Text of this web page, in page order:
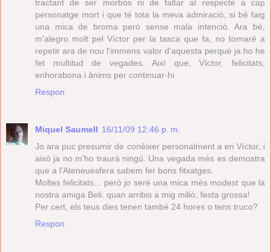
tractant de ser morbós ni de faltar al respecte a cap
personatge mort i que té tota la meva admiració, si bé faig
una mica de broma però sense mala intenció. Ara bé,
m'alegro molt pel Víctor per la tasca que fa, no tornaré a
repetir ara de nou l'immens valor d'aquesta perquè ja ho he
fet multitud de vegades. Així que, Víctor, felicitats,
enhorabona i ànims per continuar-hi
Respon
Miquel Saumell 16/11/09 12:46 p. m.
Jo ara puc presumir de conèixer personalment a en Víctor, i
això ja no m’ho traurà ningú. Una vegada més es demostra
que a l’Ateneuesfera sabem fer bons fitxatges.
Moltes felicitats... però jo seré una mica més modest que la
nostra amiga Beli: quan arribis a mig milió, festa grossa!
Per cert, els teus dies tenen també 24 hores o tens truco?
Respon